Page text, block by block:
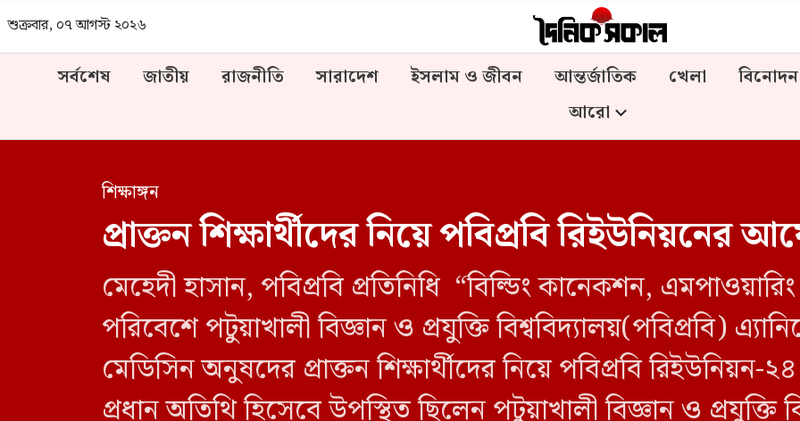
শুক্রবার, ০৭ আগস্ট ২০২৬
সর্বশেষ জাতীয় রাজনীতি সারাদেশ ইসলাম ও জীবন আন্তর্জাতিক খেলা বিনোদন
আরো
শিক্ষাঙ্গন
প্রাক্তন শিক্ষার্থীদের নিয়ে পবিপ্রবি রিইউনিয়নের
মেহেদী হাসান, পবিপ্রবি প্রতিনিধি “বিল্ডিং কানেকশন,
পরিবেশে পটুয়াখালী বিজ্ঞান ও প্রযুক্তি বিশ্ববিদ্যালয়(পবিপ্রবি)
মেডিসিন অনুষদের প্রাক্তন শিক্ষার্থীদের নিয়ে পবিপ্রবি
প্রধান অতিথি হিসেবে উপস্থিত ছিলেন পটুয়াখালী বিজ্ঞান ও প্রযুক্তি